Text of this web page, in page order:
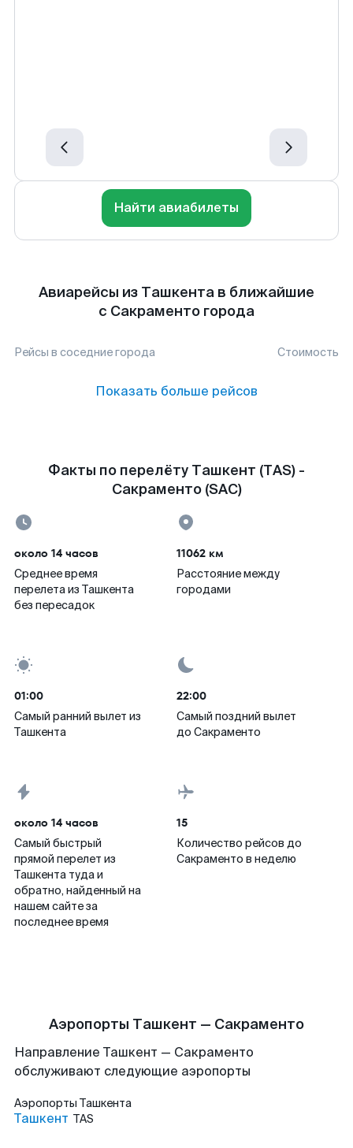
Найти авиабилеты
Авиарейсы из Ташкента в ближайшие
с Сакраменто города
Рейсы в соседние города Стоимость
Показать больше рейсов
Факты по перелёту Ташкент (TAS) -
Сакраменто (SAC)
около 14 часов
Среднее время
перелета из Ташкента
без пересадок
11062 км
Расстояние между
городами
01:00
Самый ранний вылет из
Ташкента
22:00
Самый поздний вылет
до Сакраменто
около 14 часов
Самый быстрый
прямой перелет из
Ташкента туда и
обратно, найденный на
нашем сайте за
последнее время
15
Количество рейсов до
Сакраменто в неделю
Аэропорты Ташкент — Сакраменто
Направление Ташкент — Сакраменто
обслуживают следующие аэропорты
Аэропорты Ташкента
Ташкент TAS